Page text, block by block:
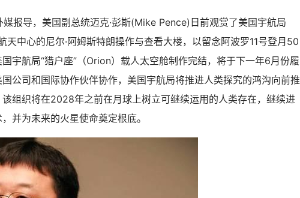
报导，美国副总统迈克·彭斯(Mike Pence)日前观赏了美国宇航局
天中心的尼尔·阿姆斯特朗操作与查看大楼，以留念阿波罗11号登月50
宇航局“猎户座”（Orion）载人太空舱制作完结，将于下一年6月份履
公司和国际协作伙伴协作，美国宇航局将推进人类探究的鸿沟向前推
组织将在2028年之前在月球上树立可继续运用的人类存在，继续进
并为未来的火星使命奠定根底。